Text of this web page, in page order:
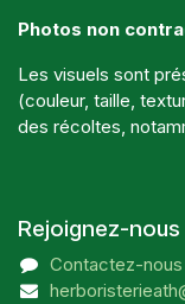
Photos non
Les visuels sont
(couleur, taille,
des récoltes,
Rejoignez-nous
Contactez-nous